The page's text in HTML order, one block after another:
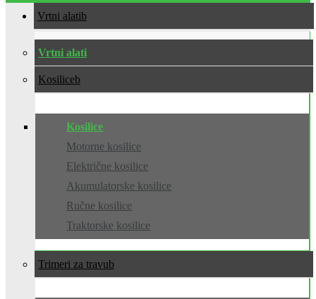
Vrtni alati
Vrtni alati
Kosilice
Kosilice
Motorne kosilice
Električne kosilice
Akumulatorske kosilice
Ručne kosilice
Traktorske kosilice
Trimeri za travu